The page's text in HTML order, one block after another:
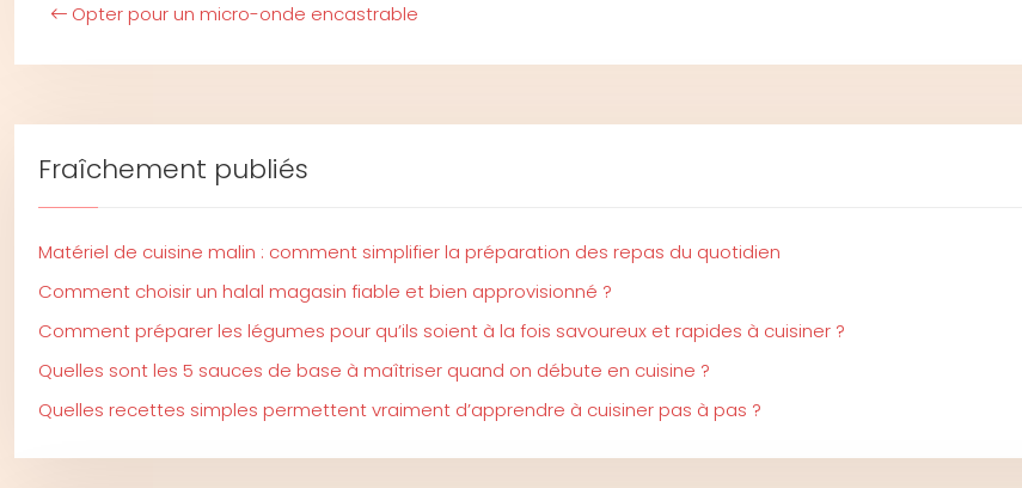
Opter pour un micro-onde encastrable
Fraîchement publiés
Matériel de cuisine malin : comment simplifier la préparation des repas du quotidien
Comment choisir un halal magasin fiable et bien approvisionné ?
Comment préparer les légumes pour qu’ils soient à la fois savoureux et rapides à cuisiner ?
Quelles sont les 5 sauces de base à maîtriser quand on débute en cuisine ?
Quelles recettes simples permettent vraiment d’apprendre à cuisiner pas à pas ?